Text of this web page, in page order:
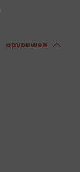
opvouwen